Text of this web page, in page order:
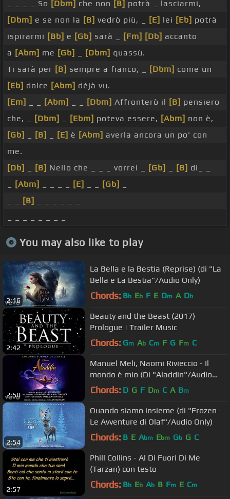
_ _ _ _ So [Dbm] che non [B] potrà _ lasciarmi,
[Dbm] e se non la [B] vedrò più, _ [E] lei [Eb] potrà
ispirarmi [Bb] e [Gb] sarà _ [Fm] [Db] accanto
a [Abm] me [Gb] [Dbm] quassù.
Ti sarà per [B] sempre a fianco, _ [Dbm] come un
[Eb] dolce [Abm] déjà vu.
[Em]
[Abm] [Dbm] Affronterò il [B] pensiero
che, _
[Dbm] [Ebm] poteva essere, [Abm] non è,
[Gb]
[B] [E] è [Abm] averla ancora un po' con
me.
[Db]
[B] Nello che _ _ _ vorrei _ [Gb] [B] di_ _
[Abm] [E] [Gb]
[B]
You may also like to play
2:16
La Bella e la Bestia (Reprise) (di "La
Bella e La Bestia"/Audio Only)
Chords: Bb Eb F E Dm A Db
2:42
Beauty and the Beast (2017)
Prologue | Trailer Music
Chords: Gm Ab Cm F G Fm C
2:58
Manuel Meli, Naomi Rivieccio - Il
mondo è mio (Di "Aladdin"/Audio
Only)
Chords: D G F Dm C A Bm
2:54
Quando siamo insieme (di "Frozen -
Le Avventure di Olaf"/Audio Only)
Chords: B E Abm Ebm Gb G C
2:57
Phill Collins - Al Di Fuori Di Me
(Tarzan) con testo
Chords: Bb Eb Ab B Fm E Cm